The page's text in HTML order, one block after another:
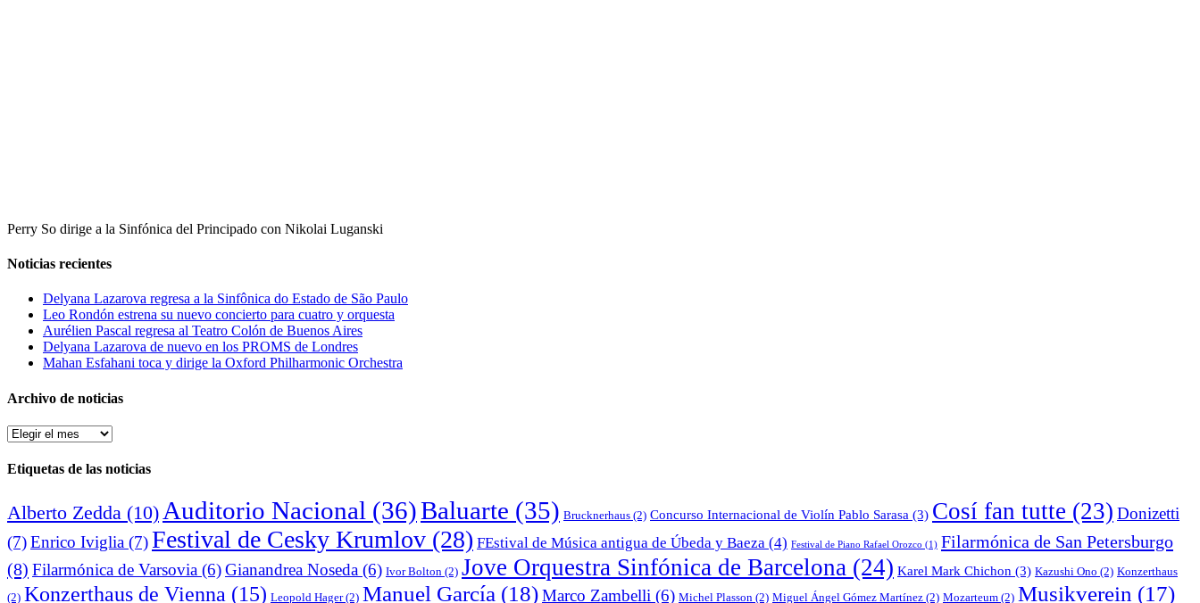
Perry So dirige a la Sinfónica del Principado con Nikolai Luganski
Noticias recientes
Delyana Lazarova regresa a la Sinfônica do Estado de São Paulo
Leo Rondón estrena su nuevo concierto para cuatro y orquesta
Aurélien Pascal regresa al Teatro Colón de Buenos Aires
Delyana Lazarova de nuevo en los PROMS de Londres
Mahan Esfahani toca y dirige la Oxford Philharmonic Orchestra
Archivo de noticias
Archivo
noticias
Etiquetas de las noticias
Alberto Zedda (10)Auditorio Nacional (36)Baluarte (35) Brucknerhaus (2) Concurso Internacional de Violín Pablo Sarasa (3) Cosí fan tutte (23) Donizetti
(7)Enrico Iviglia (7)Festival de Cesky Krumlov (28) FEstival de Música antigua de Úbeda y Baeza (4) Festival de Piano Rafael Orozco (1) Filarmónica de San Petersburgo
(8) Filarmónica de Varsovia (6)Gianandrea Noseda (6) Ivor Bolton (2) Jove Orquestra Sinfónica de Barcelona (24) Karel Mark Chichon (3) Kazushi Ono (2) Konzerthaus
(2) Konzerthaus de Vienna (15) Leopold Hager(2) Manuel García (18)Marco Zambelli (6) Michel Plasson (2) Miguel Ángel Gómez Martínez (2) Mozarteum (2) Musikverein (17)